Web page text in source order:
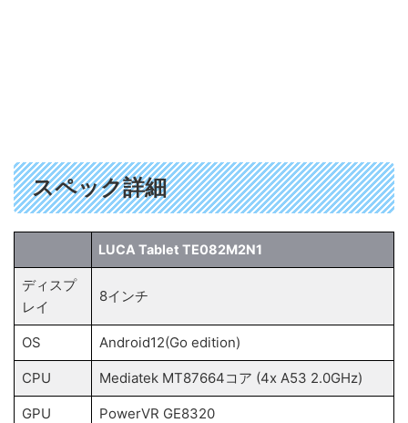
スペック詳細
LUCA Tablet TE082M2N1
ディスプ
レイ
8インチ
OS Android12(Go edition)
CPU Mediatek MT87664コア (4x A53 2.0GHz)
GPU PowerVR GE8320